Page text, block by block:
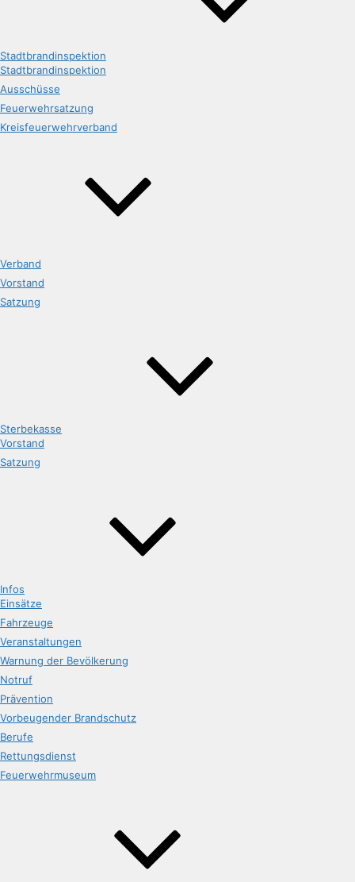
Stadtbrandinspektion
Stadtbrandinspektion
Ausschüsse
Feuerwehrsatzung
Kreisfeuerwehrverband
Verband
Vorstand
Satzung
Sterbekasse
Vorstand
Satzung
Infos
Einsätze
Fahrzeuge
Veranstaltungen
Warnung der Bevölkerung
Notruf
Prävention
Vorbeugender Brandschutz
Berufe
Rettungsdienst
Feuerwehrmuseum